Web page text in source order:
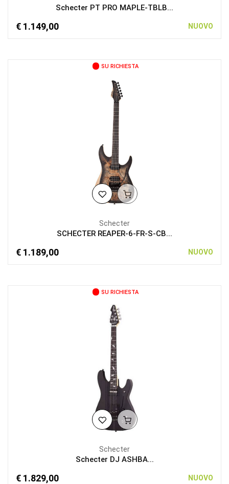
Schecter PT PRO MAPLE-TBLB...
€ 1.149,00 NUOVO
SU RICHIESTA
Schecter
SCHECTER REAPER-6-FR-S-CB...
€ 1.189,00 NUOVO
SU RICHIESTA
Schecter
Schecter DJ ASHBA...
€ 1.829,00 NUOVO